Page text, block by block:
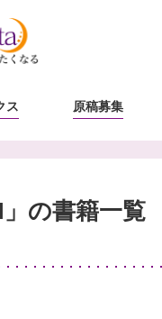
ス 原稿募集
の書籍一覧